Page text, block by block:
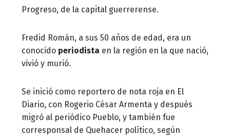
Progreso, de la capital guerrerense.
Fredid Román, a sus 50 años de edad, era un
conocido periodista en la región en la que nació,
vivió y murió.
Se inició como reportero de nota roja en El
Diario, con Rogerio César Armenta y después
migró al periódico Pueblo, y también fue
corresponsal de Quehacer político, según